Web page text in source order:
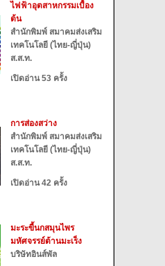
ไฟฟ้าอุตสาหกรรมเบื้อง
ต้น
สำนักพิมพ์ สมาคมส่งเสริม
เทคโนโลยี (ไทย-ญี่ปุ่น)
ส.ส.ท.
เปิดอ่าน 53 ครั้ง
การส่องสว่าง
สำนักพิมพ์ สมาคมส่งเสริม
เทคโนโลยี (ไทย-ญี่ปุ่น)
ส.ส.ท.
เปิดอ่าน 42 ครั้ง
มะระขี้นกสมุนไพร
มหัศจรรย์ต้านมะเร็ง
บริษัทอินส์พัล